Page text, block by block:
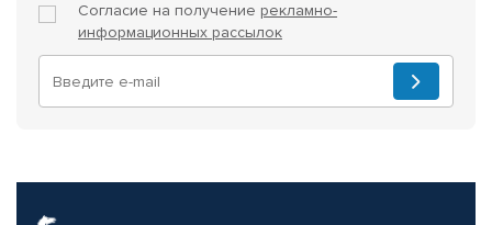
Согласие на получение рекламно-
информационных рассылок